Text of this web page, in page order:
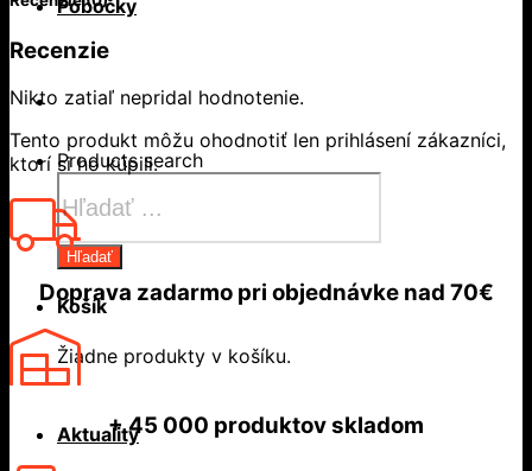
Pobočky
Products search
Hľadať
Košík
Žiadne produkty v košíku.
Aktuality
Recenzie
Nikto zatiaľ nepridal hodnotenie.
Tento produkt môžu ohodnotiť len prihlásení zákazníci,
ktorí si ho kúpili.
Doprava zadarmo pri objednávke nad 70€
+ 45 000 produktov skladom